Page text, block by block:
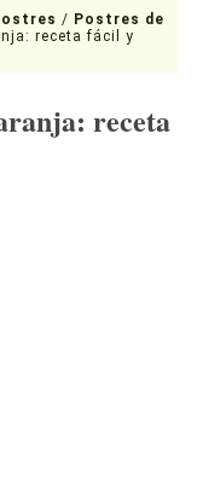
/ Postres de
receta fácil y
receta